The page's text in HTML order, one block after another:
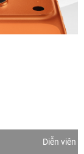
Diễn viên